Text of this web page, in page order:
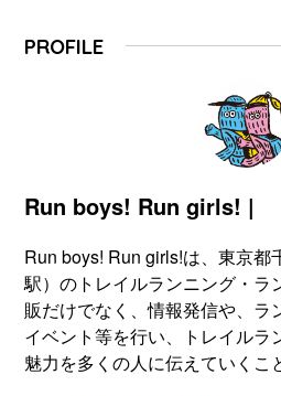
PROFILE
Run boys! Run girls! |
Run boys! Run girls!は、東京都
駅）のトレイルランニング・ラ
販だけでなく、情報発信や、ラ
イベント等を行い、トレイルラ
魅力を多くの人に伝えていくこ